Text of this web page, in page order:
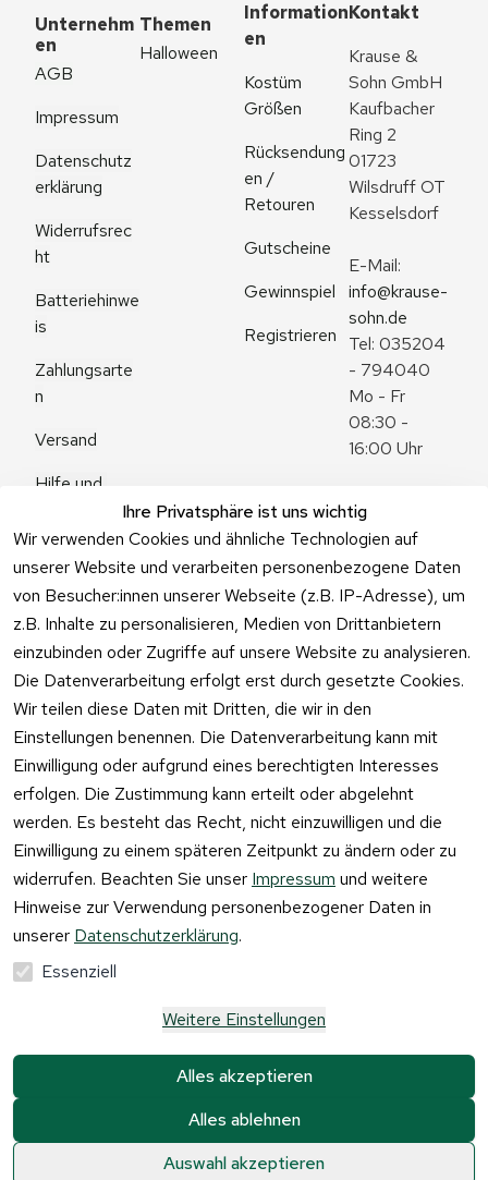
Ihre Privatsphäre ist uns wichtig
Wir verwenden Cookies und ähnliche Technologien auf
unserer Website und verarbeiten personenbezogene Daten
von Besucher:innen unserer Webseite (z.B. IP-Adresse), um
z.B. Inhalte zu personalisieren, Medien von Drittanbietern
einzubinden oder Zugriffe auf unsere Website zu analysieren.
Die Datenverarbeitung erfolgt erst durch gesetzte Cookies.
Wir teilen diese Daten mit Dritten, die wir in den
Einstellungen benennen. Die Datenverarbeitung kann mit
Einwilligung oder aufgrund eines berechtigten Interesses
erfolgen. Die Zustimmung kann erteilt oder abgelehnt
werden. Es besteht das Recht, nicht einzuwilligen und die
Einwilligung zu einem späteren Zeitpunkt zu ändern oder zu
widerrufen. Beachten Sie unser Impressum und weitere
Hinweise zur Verwendung personenbezogener Daten in
unserer Datenschutzerklärung.
Essenziell
Weitere Einstellungen
Alles akzeptieren
Alles ablehnen
Auswahl akzeptieren
Unternehm
en
AGB
Impressum
Datenschutz
erklärung
Widerrufsrec
ht
Batteriehinwe
is
Zahlungsarte
n
Versand
Hilfe und
Fragen
Themen
Halloween
Information
en
Kostüm
Größen
Rücksendung
en /
Retouren
Gutscheine
Gewinnspiel
Registrieren
Kontakt
Krause &
Sohn GmbH
Kaufbacher
Ring 2
01723
Wilsdruff OT
Kesselsdorf
info@krause-
sohn.de
Tel: 035204
- 794040
Mo - Fr
08:30 -
16:00 Uhr
Zum
Kontaktformu
lar
Vertrag
widerrufen
Mehrwertsteuer und zzgl. Versandkosten und
Krause & Sohn GmbH Kaufbacher Ring 2 01723
Kesselsdorf